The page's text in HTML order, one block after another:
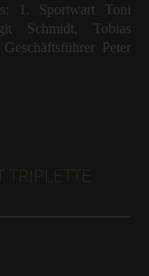
1. Sportwart Toni
Schmidt, Tobias
Peter